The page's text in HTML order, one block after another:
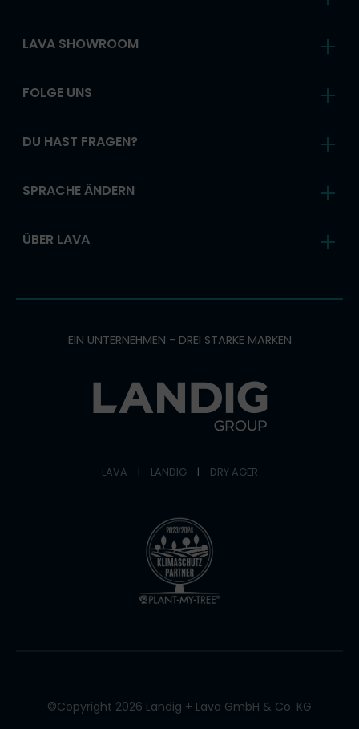
LAVA SHOWROOM
FOLGE UNS
DU HAST FRAGEN?
SPRACHE ÄNDERN
ÜBER LAVA
EIN UNTERNEHMEN - DREI STARKE MARKEN
LAVA | LANDIG | DRY AGER
©Copyright 2026 Landig + Lava GmbH & Co. KG